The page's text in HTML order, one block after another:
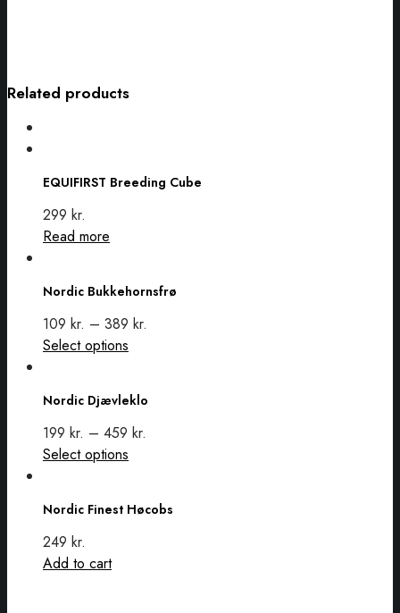
Related products
Cube
EQUIFIRST Breeding Cube
299 kr.
Read more
Nordic Bukkehornsfrø
109 kr. – 389 kr.
Select options
multiple
variants.
be
Nordic Djævleklo
199 kr. – 459 kr.
Select options
multiple
Høcobs
Nordic Finest Høcobs
249 kr.
Add to cart